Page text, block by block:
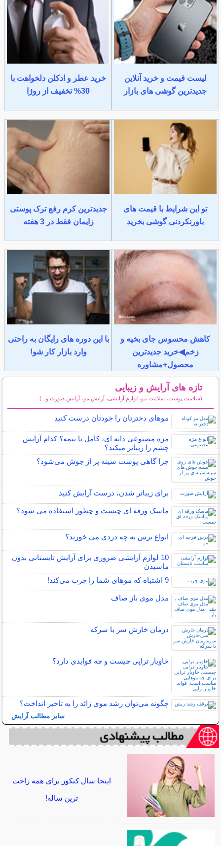
لیست قیمت و خرید آنلاین
جدیدترین گوشی های بازار
خرید عطر و ادکلن دلخواهت با
30% تخفیف از روژا
تو این شرایط با قیمت های
باورنکردنی گوشی بخرید
جدیدترین کرم رفع ترک پوستی
زایمان فقط در 3 هفته
کاهش محسوس جای بخیه و
زخم◀خرید جدیدترین
محصول+مشاوره
با این دوره های رایگان به راحتی
وارد بازار کار شو!
تازه های آرایش و زیبایی
(سلامت پوست، سلامت مو، لوازم آرایشی، آرایش مو، آرایش صورت و...)
موهای دخترتان را خودتان درست کنید
مژه مصنوعی دانه ای، کامل یا نیمه؟ کدام آرایش
چشم را زیباتر میکند؟
چرا گاهی پوست سینه پر از جوش می‌شود؟
برای زیباتر شدن، درست آرایش کنید
ماسک ورقه ای چیست و چطور استفاده می شود؟
انواع برس به چه دردی می خورند؟
10 لوازم آرایشی ضروری برای آرایش تابستانی بدون
ماسیدن
9 اشتباه که موهای شما را چرب می‌کند!
مدل موی باز صاف
درمان خارش سر با سرکه
خاویار تراپی چیست و چه فوایدی دارد؟
چگونه می‌توان رشد موی زائد را به تاخیر انداخت؟
سایر مطالب آرایش
اینجا سال کنکور برای همه راحت
ترین ساله!